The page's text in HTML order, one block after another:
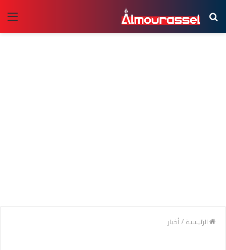
بحث
عن
الرئيسية / أخبار